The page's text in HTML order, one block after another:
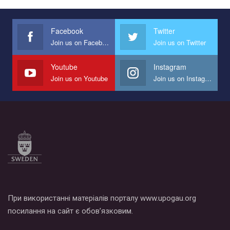
представляющий программу развития организации.
Мы просим вас поддержать нас и помочь нам реализовать
наш план по борьбе с насилием и дискриминацией на почве
СОГИ в Украине.
Все, что вам нужно сделать - это зайти на наш канал YouTube
Facebook
Join us on Facebook
Twitter
Join us on Twitter
Youtube
Join us on Youtube
Instagram
Join us on Instagram
При використанні матеріалів порталу www.upogau.org
посилання на сайт є обов’язковим.